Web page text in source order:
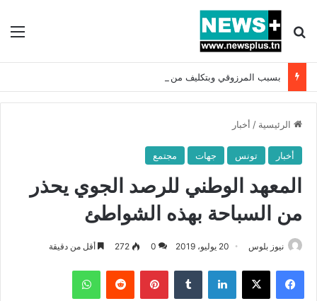
بحث عن
الرئيسية / أخبار
أخبار تونس جهات مجتمع
المعهد الوطني للرصد الجوي يحذر
من السباحة بهذه الشواطئ
نيوز بلوس 20 يوليو، 2019 0
272 أقل من دقيقة
فيسبوك X لينكدإن بينتيريست واتساب